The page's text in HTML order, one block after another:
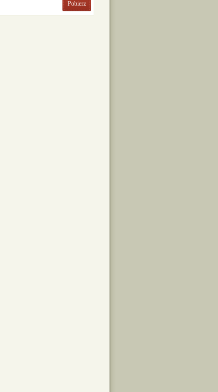
Pobierz